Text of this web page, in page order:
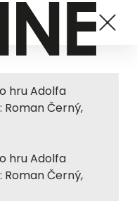
hru Adolfa
Roman Černý,
hru Adolfa
Roman Černý,